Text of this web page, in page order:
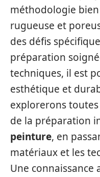
méthodologie
rugueuse et
des défis
préparation
techniques, il est
esthétique et
explorerons
de la préparation
peinture, en
matériaux et les
Une